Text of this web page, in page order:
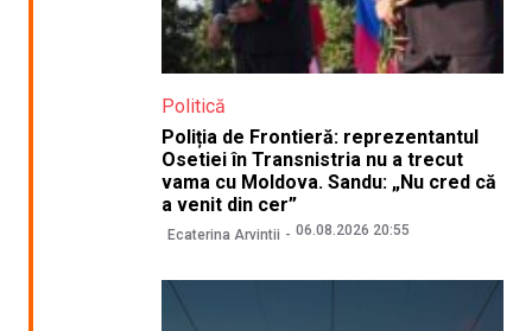
Politică
Poliția de Frontieră: reprezentantul
Osetiei în Transnistria nu a trecut
vama cu Moldova. Sandu: „Nu cred că
a venit din cer”
Ecaterina Arvintii 06.08.2026 20:55